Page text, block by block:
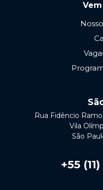
Rua Fidêncio
Vila
São
+55